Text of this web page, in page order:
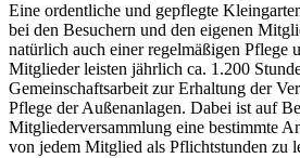
Eine ordentliche und gepflegte
bei den Besuchern und den eigenen
natürlich auch einer regelmäßigen Pflege
Mitglieder leisten jährlich ca. 1.200
Gemeinschaftsarbeit zur Erhaltung der
Pflege der Außenanlagen. Dabei ist auf
Mitgliederversammlung eine bestimmte
von jedem Mitglied als Pflichtstunden zu